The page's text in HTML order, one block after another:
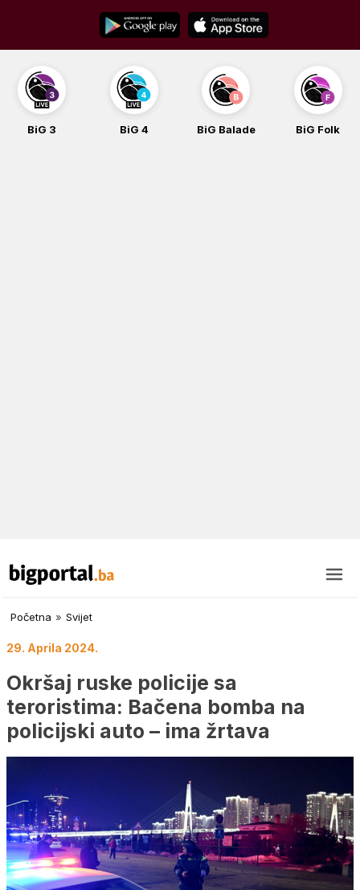
content
BiG 3 BiG 4 BiG Balade BiG Folk
Početna » Svijet
29. Aprila 2024.
Okršaj ruske policije sa
teroristima: Bačena bomba na
policijski auto – ima žrtava